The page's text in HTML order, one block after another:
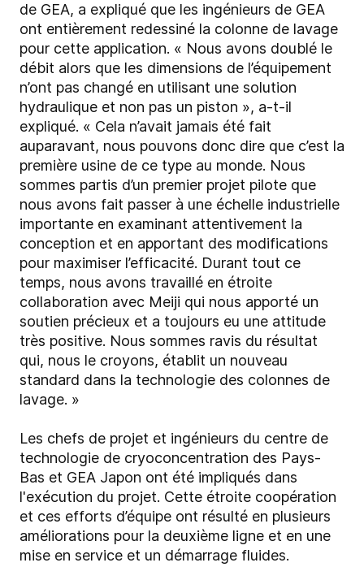
de GEA, a expliqué que les ingénieurs de GEA
ont entièrement redessiné la colonne de lavage
pour cette application. « Nous avons doublé le
débit alors que les dimensions de l’équipement
n’ont pas changé en utilisant une solution
hydraulique et non pas un piston », a-t-il
expliqué. « Cela n’avait jamais été fait
auparavant, nous pouvons donc dire que c’est la
première usine de ce type au monde. Nous
sommes partis d’un premier projet pilote que
nous avons fait passer à une échelle industrielle
importante en examinant attentivement la
conception et en apportant des modifications
pour maximiser l’efficacité. Durant tout ce
temps, nous avons travaillé en étroite
collaboration avec Meiji qui nous apporté un
soutien précieux et a toujours eu une attitude
très positive. Nous sommes ravis du résultat
qui, nous le croyons, établit un nouveau
standard dans la technologie des colonnes de
lavage. »
Les chefs de projet et ingénieurs du centre de
technologie de cryoconcentration des Pays-
Bas et GEA Japon ont été impliqués dans
l'exécution du projet. Cette étroite coopération
et ces efforts d’équipe ont résulté en plusieurs
améliorations pour la deuxième ligne et en une
mise en service et un démarrage fluides.